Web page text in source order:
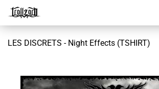
LES DISCRETS - Night Effects (TSHIRT)